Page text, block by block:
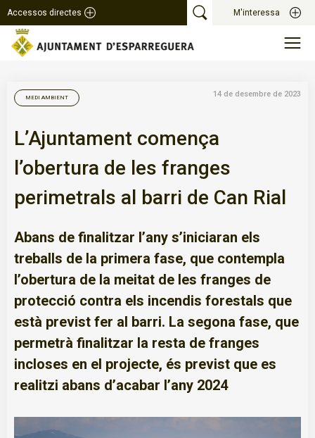
Accessos directes M'interessa
MEDI AMBIENT 14 de desembre de 2023
L’Ajuntament comença
l’obertura de les franges
perimetrals al barri de Can Rial
Abans de finalitzar l’any s’iniciaran els
treballs de la primera fase, que contempla
l’obertura de la meitat de les franges de
protecció contra els incendis forestals que
està previst fer al barri. La segona fase, que
permetrà finalitzar la resta de franges
incloses en el projecte, és previst que es
realitzi abans d’acabar l’any 2024